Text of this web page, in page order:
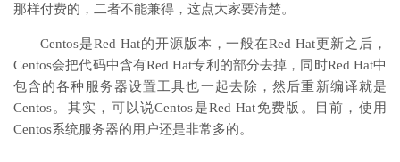
那样付费的，二者不能兼得，这点大家要清楚。
Centos是Red Hat的开源版本，一般在Red Hat更新之后，
Centos会把代码中含有Red Hat专利的部分去掉，同时Red Hat中
包含的各种服务器设置工具也一起去除，然后重新编译就是
Centos。其实，可以说Centos是Red Hat免费版。目前，使用
Centos系统服务器的用户还是非常多的。